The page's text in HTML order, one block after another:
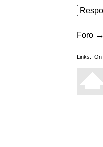
Foro →
Links: On